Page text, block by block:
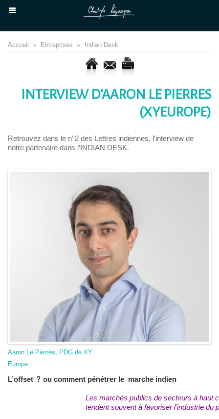
Accueil > Entreprises > Indian Desk
INTERVIEW D'AARON LE PIERRES
(XYEUROPE)
Retrouvez dans le n°2 des Lettres indiennes, l'interview de
notre partenaire dans l'INDIAN DESK.
Aaron Le Pierrès, PDG de XY
Europe
L’offset ?ou comment pénétrer le marche indien
Les marchés publics de secteurs à haut
tendent souvent à favoriser l’industrie du